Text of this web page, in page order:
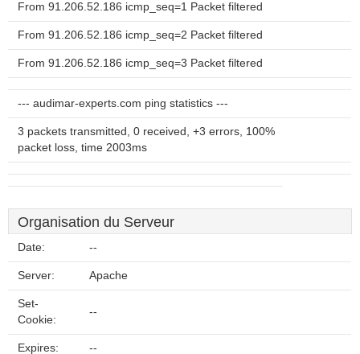
From 91.206.52.186 icmp_seq=1 Packet filtered
From 91.206.52.186 icmp_seq=2 Packet filtered
From 91.206.52.186 icmp_seq=3 Packet filtered
--- audimar-experts.com ping statistics ---
3 packets transmitted, 0 received, +3 errors, 100%
packet loss, time 2003ms
Organisation du Serveur
Date: --
Server: Apache
Set-
Cookie:
--
Expires: --